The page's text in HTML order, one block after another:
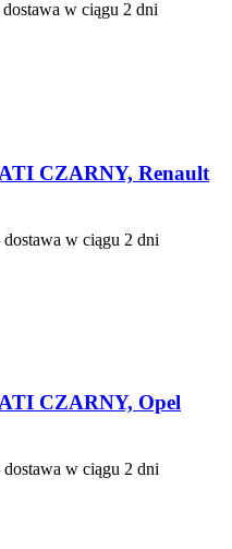
w ciągu 2 dni
CZARNY, Renault
dostawa w ciągu 2 dni
CZARNY, Opel
dostawa w ciągu 2 dni